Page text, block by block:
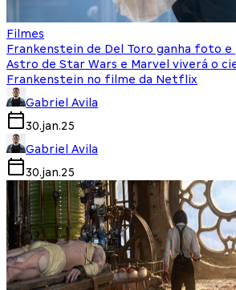
Filmes
Frankenstein de Del Toro ganha foto
Astro de Star Wars e Marvel viverá o
Frankenstein no filme da Netflix
Gabriel Avila
30.jan.25
Gabriel Avila
30.jan.25